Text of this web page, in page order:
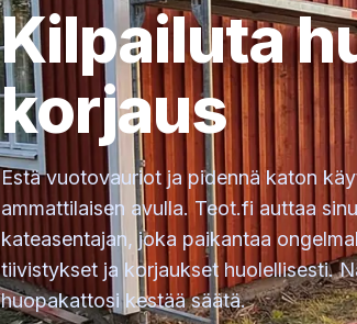
Kilpailuta
korjaus
Estä vuotovauriot ja pidennä katon
ammattilaisen avulla. Teot.fi auttaa
kateasentajan, joka paikantaa
tiivistykset ja korjaukset huolellisesti.
huopakattosi kestää säätä.